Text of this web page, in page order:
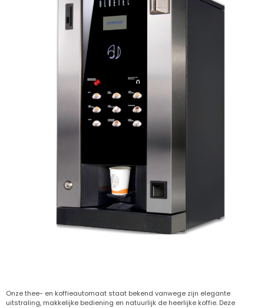
Onze thee- en koffieautomaat staat bekend vanwege zijn elegante
uitstraling, makkelijke bediening en natuurlijk de heerlijke koffie. Deze